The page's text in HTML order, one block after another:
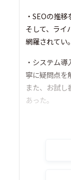
・SEOの推
そして、ライ
網羅されてい。
・システム
寧に疑問点を
また、お試し
あった。